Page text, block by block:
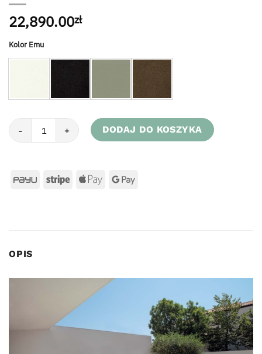
22,890.00zł
Kolor Emu
ilość Rozkładany stół 181+50+50x103 Terramare 739
DODAJ DO KOSZYKA
OPIS